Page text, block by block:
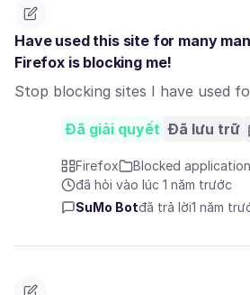
Have used this site for many
Firefox is blocking me!
Stop blocking sites I have used
Đã giải quyết Đã lưu trữ
Firefox
Blocked
đã hỏi vào lúc 1 năm trước
SuMo Botđã trả lời1 năm